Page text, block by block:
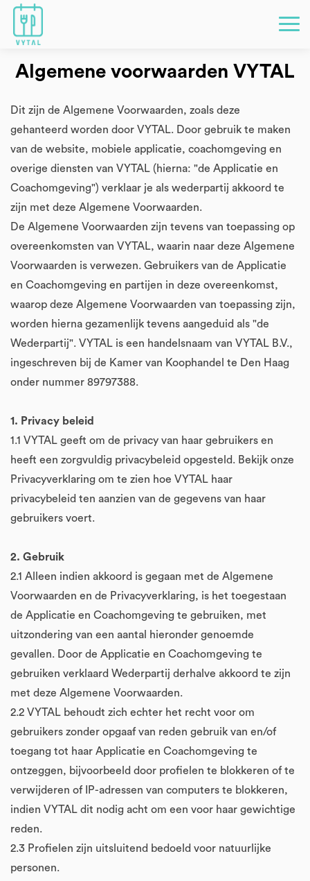
Algemene voorwaarden VYTAL
Dit zijn de Algemene Voorwaarden, zoals deze
gehanteerd worden door VYTAL. Door gebruik te maken
van de website, mobiele applicatie, coachomgeving en
overige diensten van VYTAL (hierna: "de Applicatie en
Coachomgeving") verklaar je als wederpartij akkoord te
zijn met deze Algemene Voorwaarden.
De Algemene Voorwaarden zijn tevens van toepassing op
overeenkomsten van VYTAL, waarin naar deze Algemene
Voorwaarden is verwezen. Gebruikers van de Applicatie
en Coachomgeving en partijen in deze overeenkomst,
waarop deze Algemene Voorwaarden van toepassing zijn,
worden hierna gezamenlijk tevens aangeduid als "de
Wederpartij". VYTAL is een handelsnaam van VYTAL B.V.,
ingeschreven bij de Kamer van Koophandel te Den Haag
onder nummer 89797388.
1. Privacy beleid
1.1 VYTAL geeft om de privacy van haar gebruikers en
heeft een zorgvuldig privacybeleid opgesteld. Bekijk onze
Privacyverklaring om te zien hoe VYTAL haar
privacybeleid ten aanzien van de gegevens van haar
gebruikers voert.
2. Gebruik
2.1 Alleen indien akkoord is gegaan met de Algemene
Voorwaarden en de Privacyverklaring, is het toegestaan
de Applicatie en Coachomgeving te gebruiken, met
uitzondering van een aantal hieronder genoemde
gevallen. Door de Applicatie en Coachomgeving te
gebruiken verklaard Wederpartij derhalve akkoord te zijn
met deze Algemene Voorwaarden.
2.2 VYTAL behoudt zich echter het recht voor om
gebruikers zonder opgaaf van reden gebruik van en/of
toegang tot haar Applicatie en Coachomgeving te
ontzeggen, bijvoorbeeld door profielen te blokkeren of te
verwijderen of IP-adressen van computers te blokkeren,
indien VYTAL dit nodig acht om een voor haar gewichtige
reden.
2.3 Profielen zijn uitsluitend bedoeld voor natuurlijke
personen.